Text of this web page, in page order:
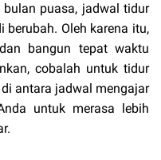
puasa, jadwal tidur
Oleh karena itu,
bangun tepat waktu
cobalah untuk tidur
antara jadwal mengajar
untuk merasa lebih